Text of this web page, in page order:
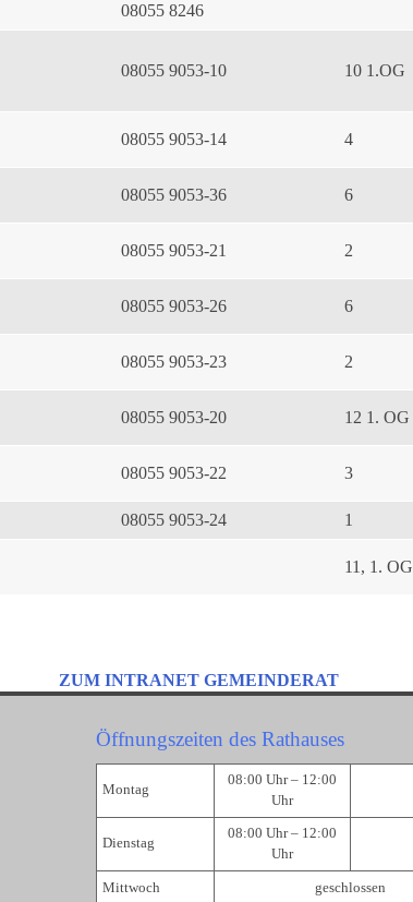
08055 8246
08055 9053-10
10 1.OG
08055 9053-14 4
08055 9053-36 6
08055 9053-21 2
08055 9053-26 6
08055 9053-23 2
08055 9053-20 12 1. OG
08055 9053-22 3
08055 9053-24 1
11, 1. OG
ZUM INTRANET GEMEINDERAT
Öffnungszeiten des Rathauses
Montag
08:00 Uhr – 12:00
Uhr
Dienstag
08:00 Uhr – 12:00
Uhr
Mittwoch geschlossen